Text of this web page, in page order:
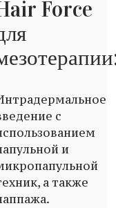
Force
с
и
а также